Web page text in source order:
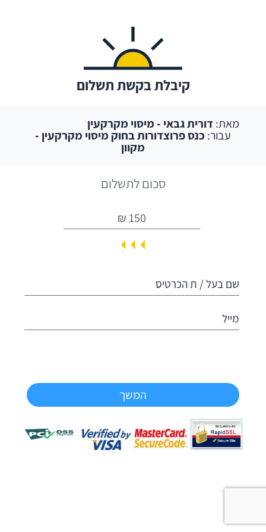
קיבלת בקשת תשלום
מאת: דורית גבאי - מיסוי מקרקעין
עבור: כנס פרוצדורות בחוק מיסוי מקרקעין -
מקוון
סכום לתשלום
שם בעל / ת הכרטיס
מייל
המשך